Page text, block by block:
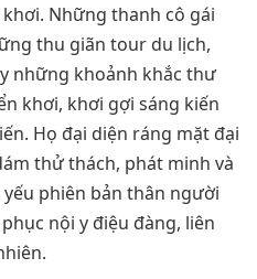
Những thanh cô gái
thu giãn tour du lịch,
những khoảnh khắc thư
khơi, khơi gợi sáng kiến
Họ đại diện ráng mặt đại
thử thách, phát minh và
phiên bản thân người
nội y điệu đàng, liên